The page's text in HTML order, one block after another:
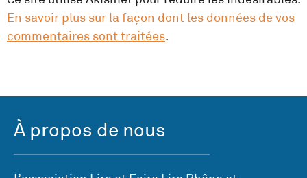
En savoir plus sur la façon dont les données de vos
commentaires sont traitées.
À propos de nous